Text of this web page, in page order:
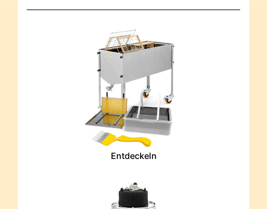
Entdeckeln